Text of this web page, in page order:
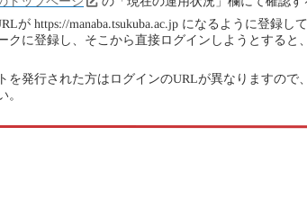
https://manaba.tsukuba.ac.jp になるように登録して
に登録し、そこから直接ログインしようとすると
を発行された方はログインのURLが異なりますので
。